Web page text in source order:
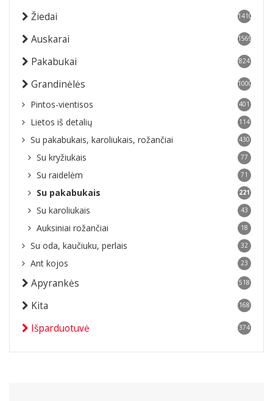
Žiedai 1410
Auskarai 1569
Pakabukai 824
Grandinėlės 1000
Pintos-vientisos 401
Lietos iš detalių 114
Su pakabukais, karoliukais, rožančiai 430
Su kryžiukais 77
Su raidelėm 71
Su pakabukais 221
Su karoliukais 43
Auksiniai rožančiai 18
Su oda, kaučiuku, perlais 32
Ant kojos 23
Apyrankės 518
Kita 168
Išparduotuvė 374